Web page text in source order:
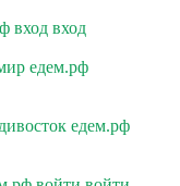
вход вход
едем.рф
едем.рф